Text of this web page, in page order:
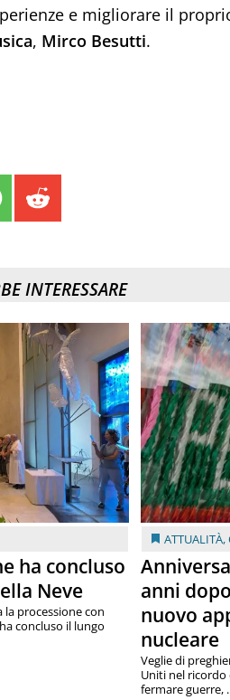
e migliorare il
, Mirco Besutti.
INTERESSARE
ha concluso
Neve
la processione con
concluso il lungo
ATTUALITÀ,
anni
nuovo
nucleare
Veglie di
Uniti nel
fermare guerre,